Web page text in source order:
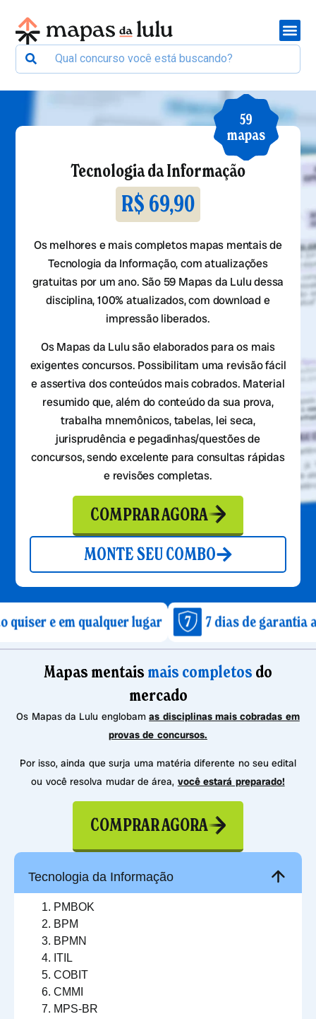
59
mapas
Tecnologia da Informação
R$ 69,90
Os melhores e mais completos mapas mentais de
Tecnologia da Informação, com atualizações
gratuitas por um ano. São 59 Mapas da Lulu dessa
disciplina, 100% atualizados, com download e
impressão liberados.
Os Mapas da Lulu são elaborados para os mais
exigentes concursos. Possibilitam uma revisão fácil
e assertiva dos conteúdos mais cobrados. Material
resumido que, além do conteúdo da sua prova,
trabalha mnemônicos, tabelas, lei seca,
jurisprudência e pegadinhas/questões de
concursos, sendo excelente para consultas rápidas
e revisões completas.
COMPRAR AGORA
MONTE SEU COMBO
qualquer lugar 7 dias de garantia após a
Mapas mentaismais completos do
mercado
Os Mapas da Lulu englobamas disciplinas mais cobradas em
provas de concursos.
Por isso, ainda que surja uma matéria diferente no seu edital
ou você resolva mudar de área, você estará preparado!
COMPRAR AGORA
Tecnologia da Informação
PMBOK
BPM
BPMN
ITIL
COBIT
CMMI
MPS-BR